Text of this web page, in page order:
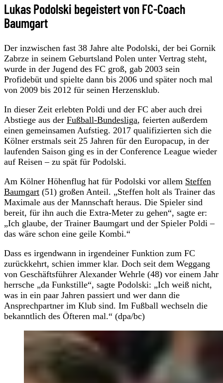
Lukas Podolski begeistert von FC-Coach
Baumgart
Der inzwischen fast 38 Jahre alte Podolski, der bei Gornik
Zabrze in seinem Geburtsland Polen unter Vertrag steht,
wurde in der Jugend des FC groß, gab 2003 sein
Profidebüt und spielte dann bis 2006 und später noch mal
von 2009 bis 2012 für seinen Herzensklub.
In dieser Zeit erlebten Poldi und der FC aber auch drei
Abstiege aus der Fußball-Bundesliga, feierten außerdem
einen gemeinsamen Aufstieg. 2017 qualifizierten sich die
Kölner erstmals seit 25 Jahren für den Europacup, in der
laufenden Saison ging es in der Conference League wieder
auf Reisen – zu spät für Podolski.
Am Kölner Höhenflug hat für Podolski vor allem Steffen
Baumgart (51) großen Anteil. „Steffen holt als Trainer das
Maximale aus der Mannschaft heraus. Die Spieler sind
bereit, für ihn auch die Extra-Meter zu gehen“, sagte er:
„Ich glaube, der Trainer Baumgart und der Spieler Poldi –
das wäre schon eine geile Kombi.“
Dass es irgendwann in irgendeiner Funktion zum FC
zurückkehrt, schien immer klar. Doch seit dem Weggang
von Geschäftsführer Alexander Wehrle (48) vor einem Jahr
herrsche „da Funkstille“, sagte Podolski: „Ich weiß nicht,
was in ein paar Jahren passiert und wer dann die
Ansprechpartner im Klub sind. Im Fußball wechseln die
bekanntlich des Öfteren mal.“ (dpa/bc)